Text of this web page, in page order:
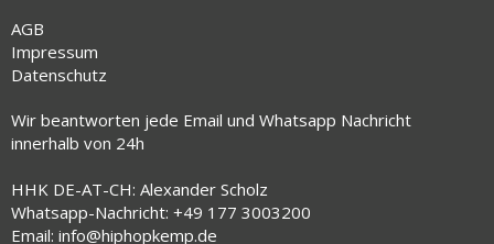
AGB
Impressum
Datenschutz
Wir beantworten jede Email und Whatsapp Nachricht
innerhalb von 24h
HHK DE-AT-CH: Alexander Scholz
Whatsapp-Nachricht: +49 177 3003200
Email: info@hiphopkemp.de